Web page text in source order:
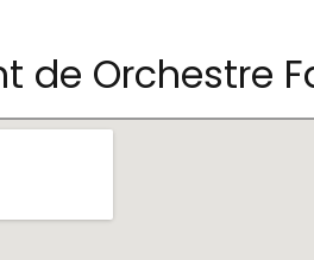
Orchestre